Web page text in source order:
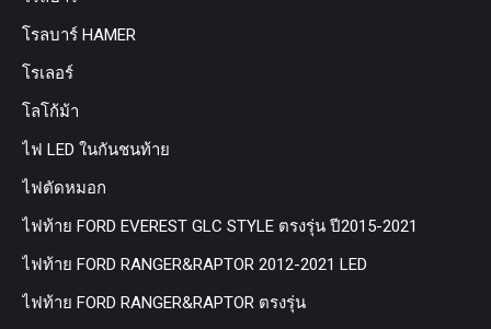
โรลบาร์ HAMER
โรเลอร์
โลโก้ม้า
ไฟ LED ในกันชนท้าย
ไฟตัดหมอก
ไฟท้าย FORD EVEREST GLC STYLE ตรงรุ่น ปี2015-2021
ไฟท้าย FORD RANGER&RAPTOR 2012-2021 LED
ไฟท้าย FORD RANGER&RAPTOR ตรงรุ่น